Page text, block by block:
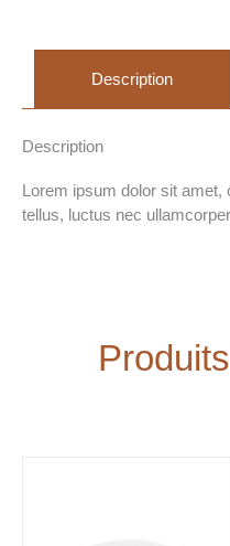
Description
Description
Lorem ipsum dolor sit amet,
tellus, luctus nec